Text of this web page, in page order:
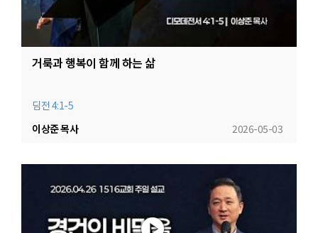
거룩과 행복이 함께 하는 삶
딤전 4:1-5
2026-05-03
이상준 목사